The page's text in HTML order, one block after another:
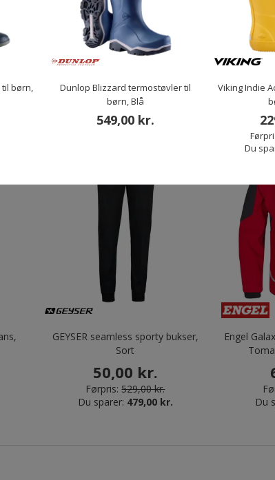
ANDRE HAR OGSÅ KØBT
GEYSER seamless sporty bukser,
Sort
50,00 kr.
Førpris: 529,00 kr.
Du sparer: 479,00 kr.
Engel
Du
børn,
Dunlop Blizzard termostøvler til
børn, Blå
549,00 kr.
Viking Indie
Du